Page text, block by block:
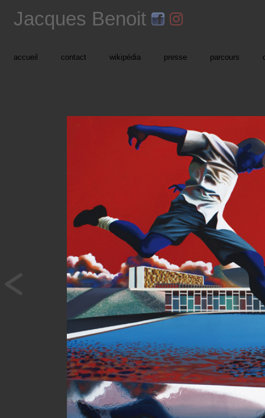
Jacques Benoit
accueil contact wikipédia presse parcours